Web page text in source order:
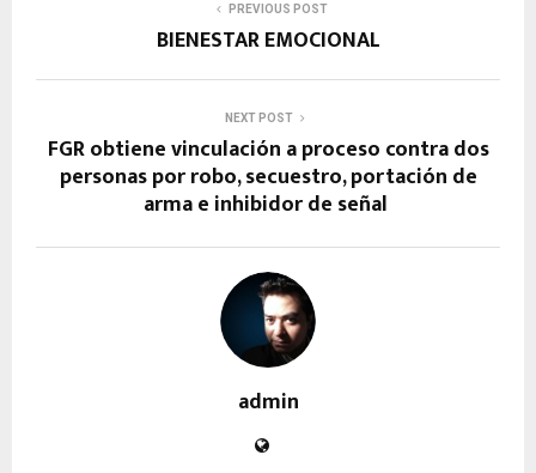
PREVIOUS POST
BIENESTAR EMOCIONAL
NEXT POST
FGR obtiene vinculación a proceso contra dos
personas por robo, secuestro, portación de
arma e inhibidor de señal
admin